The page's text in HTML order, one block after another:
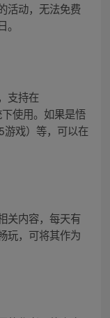
活动，无法免费
支持在
使用。如果是悟
戏）等，可以在
关内容，每天有
玩，可将其作为